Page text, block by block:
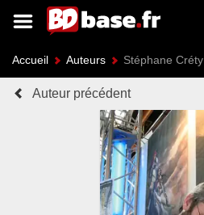
Accueil Auteurs Stéphane Créty
Auteur précédent